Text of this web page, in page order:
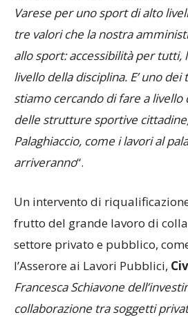
Varese per uno sport di alto
tre valori che la nostra
allo sport: accessibilità per tutti,
livello della disciplina. E’ uno
stiamo cercando di fare a
delle strutture sportive
Palaghiaccio, come i lavori al
arriveranno“.
Un intervento di
frutto del grande lavoro di
settore privato e pubblico,
l’Asserore ai Lavori Pubblici,
Francesca Schiavone
collaborazione tra soggetti